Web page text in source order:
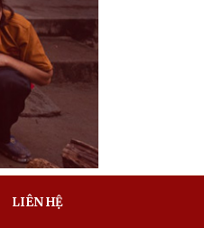
LIÊN HỆ